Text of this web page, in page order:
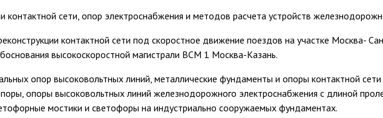
сети, опор электроснабжения и методов расчета устройств
контактной сети под скоростное движение поездов на участке Москва-
высокоскоростной магистрали ВСМ 1 Москва-Казань.
опор высоковольтных линий, металлические фундаменты и опоры контактной
опоры высоковольтных линий железнодорожного электроснабжения с длиной
мостики и светофоры на индустриально сооружаемых фундаментах.